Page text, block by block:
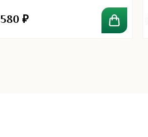
580 ₽